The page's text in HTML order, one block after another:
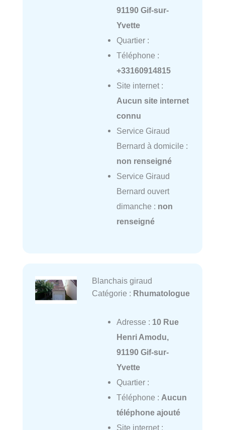
91190 Gif-sur-
Yvette
Quartier :
Téléphone :
+33160914815
Site internet :
Aucun site internet
connu
Service Giraud
Bernard à domicile :
non renseigné
Service Giraud
Bernard ouvert
dimanche : non
renseigné
Blanchais giraud
Catégorie : Rhumatologue
Adresse : 10 Rue
Henri Amodu,
91190 Gif-sur-
Yvette
Quartier :
Téléphone : Aucun
téléphone ajouté
Site internet :